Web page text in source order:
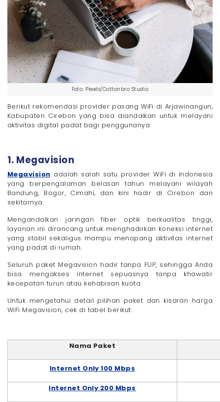
Foto: Pexels/Cottonbro Studio
Berikut rekomendasi provider pasang WiFi di Arjawinangun,
Kabupaten Cirebon yang bisa diandalkan untuk melayani
aktivitas digital padat bagi penggunanya:
1. Megavision
Megavision adalah salah satu provider WiFi di Indonesia
yang berpengalaman belasan tahun melayani wilayah
Bandung, Bogor, Cimahi, dan kini hadir di Cirebon dan
sekitarnya.
Mengandalkan jaringan fiber optik berkualitas tinggi,
layanan ini dirancang untuk menghadirkan koneksi internet
yang stabil sekaligus mampu menopang aktivitas internet
yang padat di rumah.
Seluruh paket Megavision hadir tanpa FUP, sehingga Anda
bisa mengakses internet sepuasnya tanpa khawatir
kecepatan turun atau kehabisan kuota.
Untuk mengetahui detail pilihan paket dan kisaran harga
WiFi Megavision, cek di tabel berikut:
Nama Paket
Internet Only 100 Mbps
Internet Only 200 Mbps